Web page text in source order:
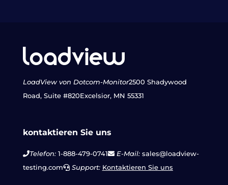
LoadView von Dotcom-Monitor2500 Shadywood
Road, Suite #820Excelsior, MN 55331
kontaktieren Sie uns
Telefon:1-888-479-0741 E-Mail:sales@loadview-
testing.com
Support: Kontaktieren Sie uns